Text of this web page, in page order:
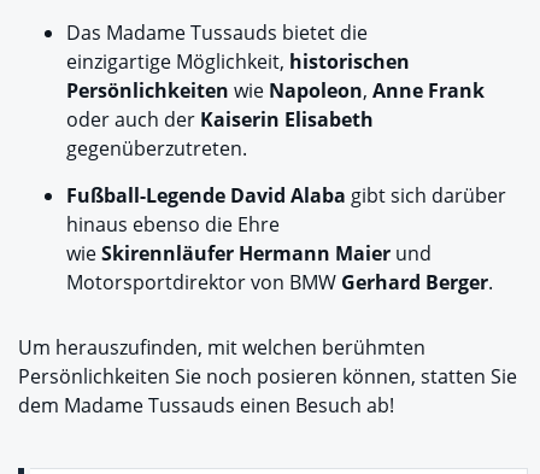
Das Madame Tussauds bietet die
einzigartige Möglichkeit, historischen
Persönlichkeiten wie Napoleon, Anne Frank
oder auch der Kaiserin Elisabeth
gegenüberzutreten.
Fußball-Legende David Alaba gibt sich darüber
hinaus ebenso die Ehre
wieSkirennläufer Hermann Maier und
Motorsportdirektor von BMW Gerhard Berger.
Um herauszufinden, mit welchen berühmten
Persönlichkeiten Sie noch posieren können, statten Sie
dem Madame Tussauds einen Besuch ab!